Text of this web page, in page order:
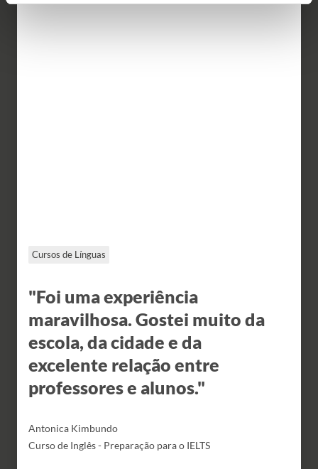
Cursos de Línguas
"Foi uma experiência
maravilhosa. Gostei muito da
escola, da cidade e da
excelente relação entre
professores e alunos."
Antonica Kimbundo
Curso de Inglês - Preparação para o IELTS